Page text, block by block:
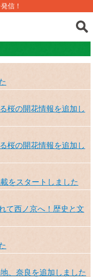
信！
桜の開花情報を追加し
桜の開花情報を追加し
をスタートしました
て西ノ京へ！歴史と文
、奈良を追加しました